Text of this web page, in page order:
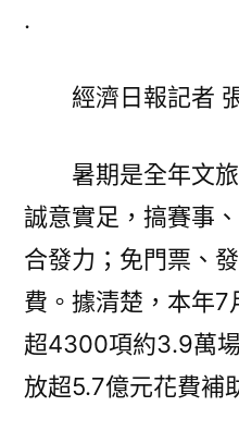
.
經濟日報記者
暑期是全年文
誠意實足，搞賽事
合發力；免門票、
費。據清楚，本年
超4300項約3.9萬
放超5.7億元花費補